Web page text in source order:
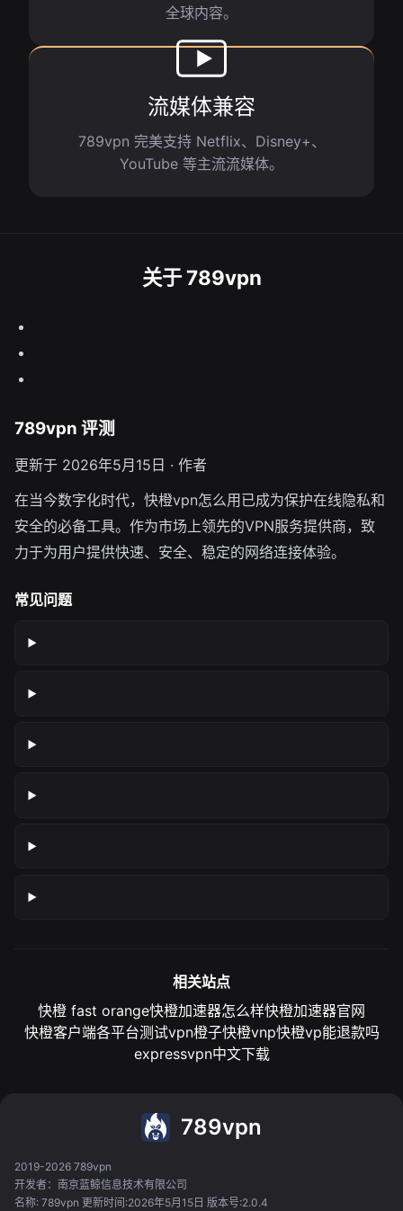
全球内容。
流媒体兼容
789vpn 完美支持 Netflix、Disney+、
YouTube 等主流流媒体。
关于 789vpn
789vpn 评测
更新于 2026年5月15日 · 作者
在当今数字化时代，快橙vpn怎么用已成为保护在线隐私和
安全的必备工具。作为市场上领先的VPN服务提供商，致
力于为用户提供快速、安全、稳定的网络连接体验。
常见问题
相关站点
快橙 fast orange快橙加速器怎么样快橙加速器官网
快橙客户端各平台测试vpn橙子快橙vnp快橙vp能退款吗
expressvpn中文下载
789vpn
2019-2026 789vpn
开发者：南京蓝鲸信息技术有限公司
名称: 789vpn 更新时间:2026年5月15日 版本号:2.0.4